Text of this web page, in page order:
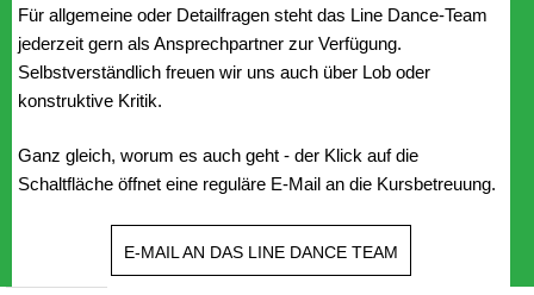
Für allgemeine oder Detailfragen steht das Line Dance-Team
jederzeit gern als Ansprechpartner zur Verfügung.
Selbstverständlich freuen wir uns auch über Lob oder
konstruktive Kritik.
Ganz gleich, worum es auch geht - der Klick auf die
Schaltfläche öffnet eine reguläre E-Mail an die Kursbetreuung.
E-MAIL AN DAS LINE DANCE TEAM